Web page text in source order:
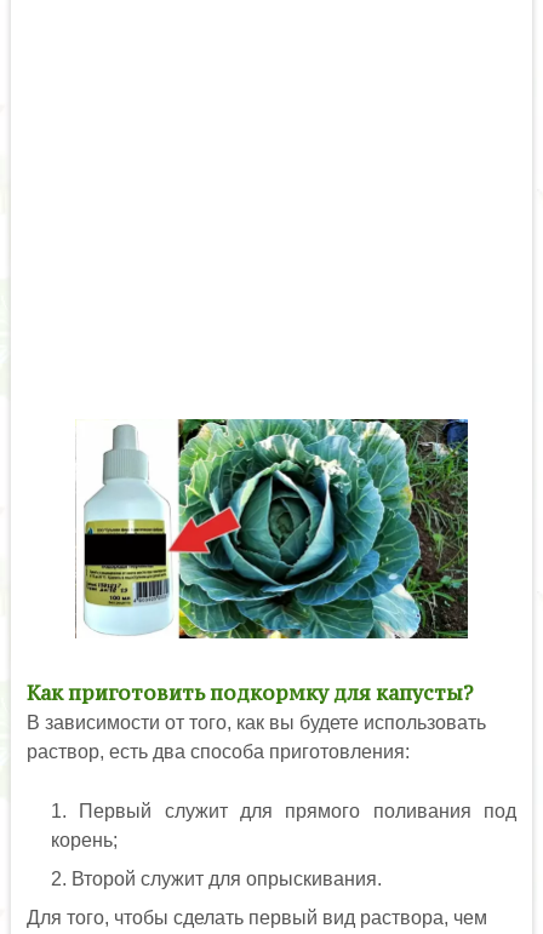
Как приготовить подкормку для капусты?
В зависимости от того, как вы будете использовать
раствор, есть два способа приготовления:
Первый служит для прямого поливания под
корень;
Второй служит для опрыскивания.
Для того, чтобы сделать первый вид раствора, чем